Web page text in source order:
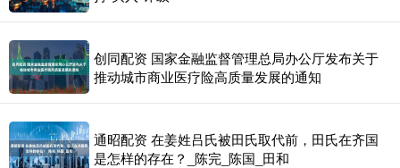
创同配资 国家金融监督管理总局办公厅发布关于
推动城市商业医疗险高质量发展的通知
通昭配资 在姜姓吕氏被田氏取代前，田氏在齐国
是怎样的存在？_陈完_陈国_田和